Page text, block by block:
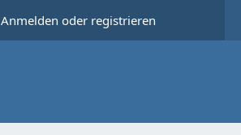
Anmelden oder registrieren